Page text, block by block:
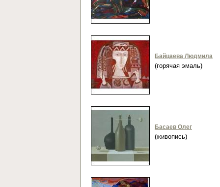
Байцаева Людмила
(горячая эмаль)
Басаев Олег
(живопись)